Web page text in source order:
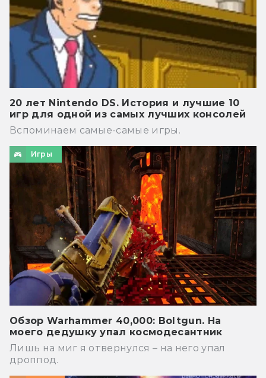
20 лет Nintendo DS. История и лучшие 10
игр для одной из самых лучших консолей
Вспоминаем самые-самые игры.
Игры
Обзор Warhammer 40,000: Boltgun. На
моего дедушку упал космодесантник
Лишь на миг я отвернулся – на него упал
дроппод.